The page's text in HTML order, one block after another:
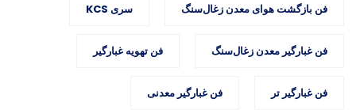
فن بازگشت هوای معدن زغال‌سنگ سری KCS
فن غبارگیر معدن زغال‌سنگ فن تهویه غبارگیر
فن غبارگیر تر فن غبارگیر معدنی